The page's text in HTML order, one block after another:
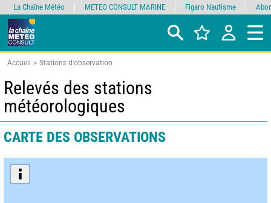
Accueil Stations d'observation
Relevés des stations
météorologiques
CARTE DES OBSERVATIONS
La Chaîne Météo METEO CONSULT MARINE Figaro Nautisme